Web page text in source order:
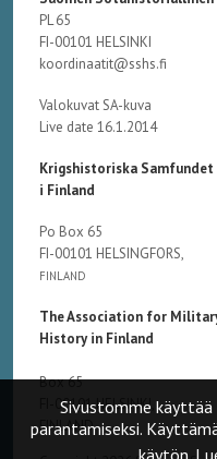
PL 65
FI-00101 HELSINKI
koordinaatit@sshs.fi
Valokuvat SA-kuva
Live date 16.1.2014
Krigshistoriska Samfundet
i Finland
Po Box 65
FI-00101 HELSINGFORS,
FINLAND
The Association for
History in Finland
Box 65
FI-00101 HELSINKI,
FINLAND
Sivustomme
parantamiseksi.
käytön.